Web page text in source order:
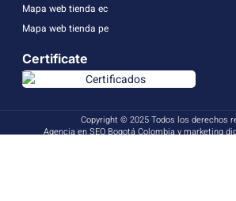
Mapa web tienda ec
Mapa web tienda pe
Certificate
Copyright © 2025 Todos los derechos
Agencia en SEO Bogotá Colombiaymarketing